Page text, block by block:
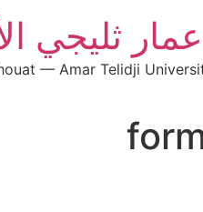
ثليجي
— Amar Telidji